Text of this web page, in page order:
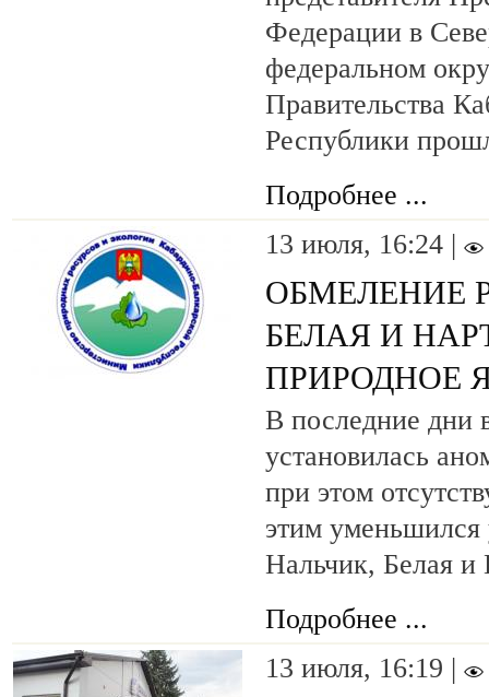
Федерации в
федеральном
Правительства
Республики
Подробнее ...
13 июля, 16:24 |
ОБМЕЛЕНИЕ
БЕЛАЯ И
ПРИРОДНОЕ
В последние дни
установилась
при этом
этим уменьшился
Нальчик, Белая и
Подробнее ...
13 июля, 16:19 |